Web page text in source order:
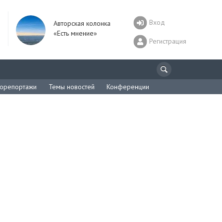
Авторская колонка
«Есть мнение»
Вход
Регистрация
Темы новостей Конференции